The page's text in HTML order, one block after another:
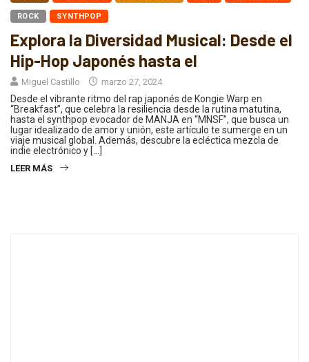
ROCK SYNTHPOP
Explora la Diversidad Musical: Desde el
Hip-Hop Japonés hasta el
Miguel Castillo marzo 27, 2024
Desde el vibrante ritmo del rap japonés de Kongie Warp en
“Breakfast”, que celebra la resiliencia desde la rutina matutina,
hasta el synthpop evocador de MANJA en “MNSF”, que busca un
lugar idealizado de amor y unión, este artículo te sumerge en un
viaje musical global. Además, descubre la ecléctica mezcla de
indie electrónico y […]
LEER MÁS